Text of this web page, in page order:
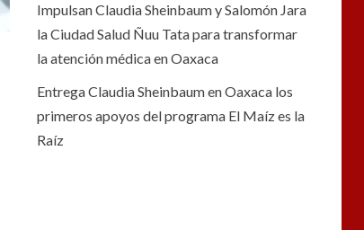
Impulsan Claudia Sheinbaum y Salomón Jara
la Ciudad Salud Ñuu Tata para transformar
la atención médica en Oaxaca
Entrega Claudia Sheinbaum en Oaxaca los
primeros apoyos del programa El Maíz es la
Raíz